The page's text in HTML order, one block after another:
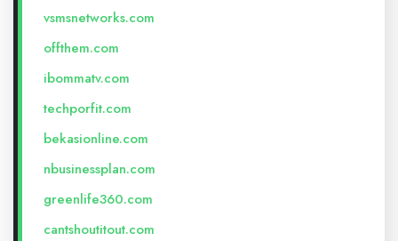
vsmsnetworks.com
offthem.com
ibommatv.com
techporfit.com
bekasionline.com
nbusinessplan.com
greenlife360.com
cantshoutitout.com